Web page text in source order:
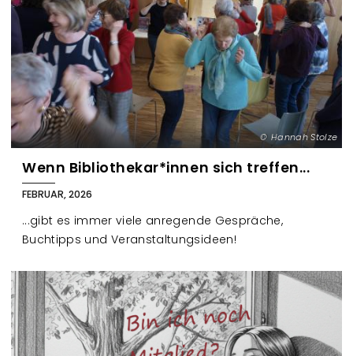
Hannah Stolze
Wenn Bibliothekar*innen sich treffen...
FEBRUAR, 2026
...gibt es immer viele anregende Gespräche,
Buchtipps und Veranstaltungsideen!